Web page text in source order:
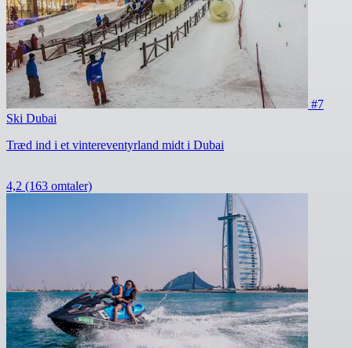
#7
Ski Dubai
Træd ind i et vintereventyrland midt i Dubai
4,2 (163 omtaler)